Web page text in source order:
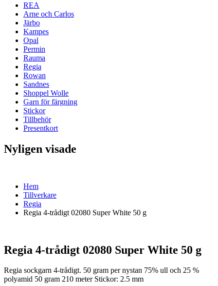
REA
Arne och Carlos
Järbo
Kampes
Opal
Permin
Rauma
Regia
Rowan
Sandnes
Shoppel Wolle
Garn för färgning
Stickor
Tillbehör
Presentkort
Nyligen visade
Hem
Tillverkare
Regia
Regia 4-trådigt 02080 Super White 50 g
Regia 4-trådigt 02080 Super White 50 g
Regia sockgarn 4-trådigt. 50 gram per nystan 75% ull och 25 %
polyamid 50 gram 210 meter Stickor: 2.5 mm